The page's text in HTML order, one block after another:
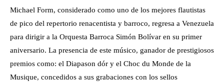
Michael Form, considerado como uno de los mejores flautistas
de pico del repertorio renacentista y barroco, regresa a Venezuela
para dirigir a la Orquesta Barroca Simón Bolívar en su primer
aniversario. La presencia de este músico, ganador de prestigiosos
premios como: el Diapason dór y el Choc du Monde de la
Musique, concedidos a sus grabaciones con los sellos